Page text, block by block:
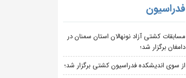
فدراسیون
مسابقات کشتی آزاد نونهالان استان سمنان در
دامغان برگزار شد؛
از سوی اندیشکده فدراسیون کشتی برگزار شد؛